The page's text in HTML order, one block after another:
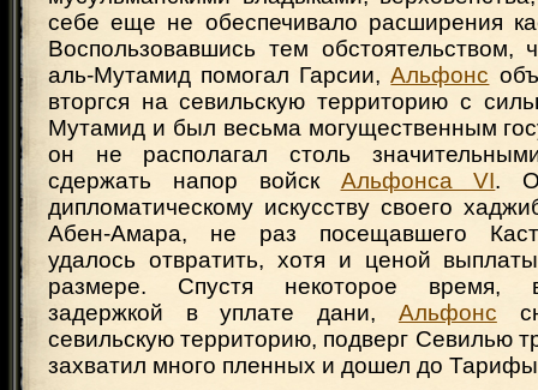
себе еще не обеспечивало расширения
Воспользовавшись тем обстоятельством,
аль-Мутамид помогал Гарсии,Альфонс
вторгся на севильскую территорию с
Мутамид и был весьма могущественным
он не располагал столь
сдержать напор войск Альфонса VI.
дипломатическому искусству своего
Абен-Амара, не раз посещавшего
удалось отвратить, хотя и ценой
размере. Спустя некоторое время,
задержкой в уплате дани, Альфонс
севильскую территорию, подверг Севилью
захватил много пленных и дошел до Тарифы